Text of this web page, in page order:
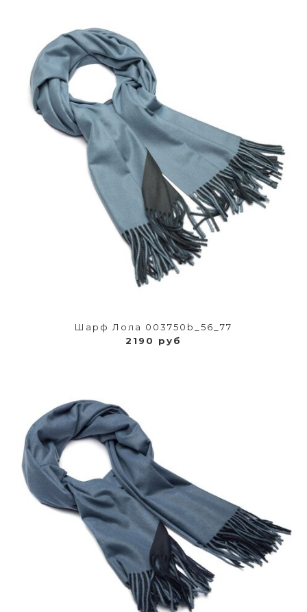
Шарф Лола 003750b_56_77
2190 руб